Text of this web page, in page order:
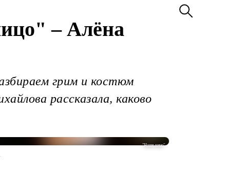
– Алёна
грим и костюм
рассказала, каково
"Наше кино"